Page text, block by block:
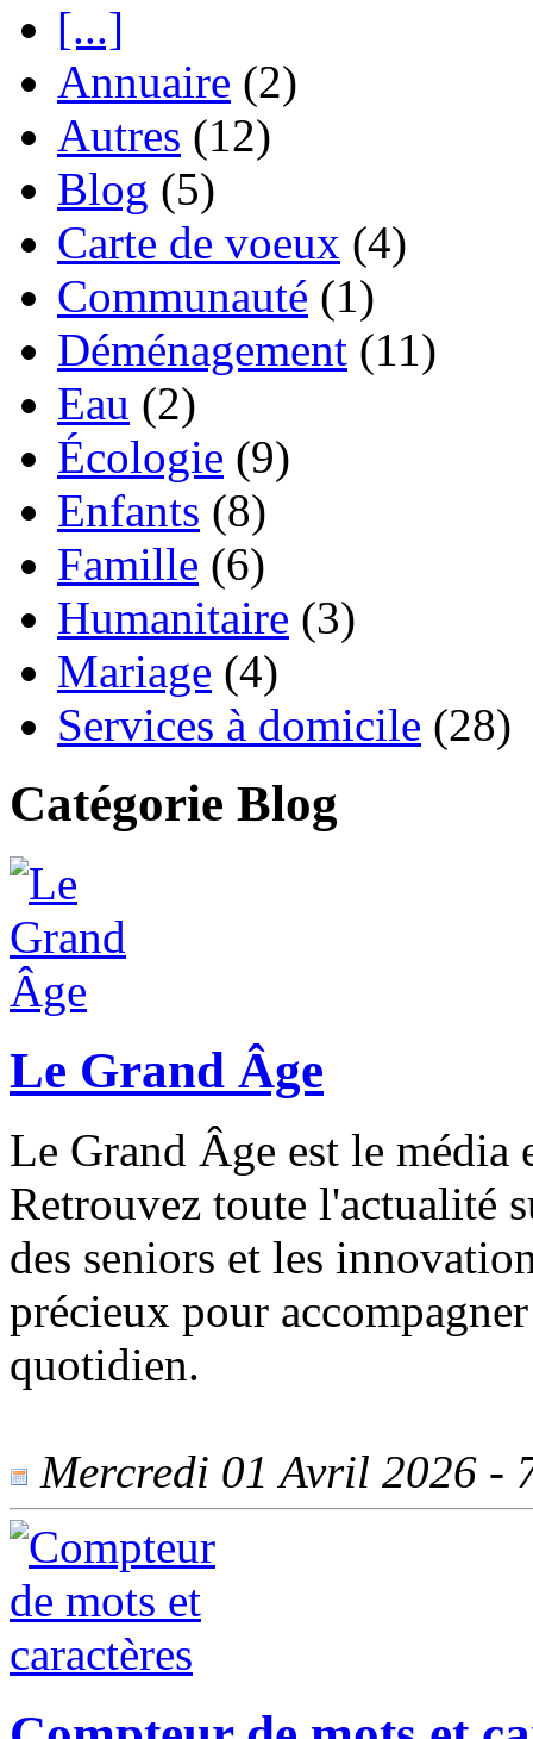
[...]
Annuaire (2)
Autres (12)
Blog (5)
Carte de voeux (4)
Communauté (1)
Déménagement (11)
Eau (2)
Écologie (9)
Enfants (8)
Famille (6)
Humanitaire (3)
Mariage (4)
Services à domicile (28)
Catégorie Blog
Le Grand Âge
Le Grand Âge est le
Retrouvez toute l'actualité
des seniors et les
précieux pour
quotidien.
Mercredi 01 Avril 2026 -